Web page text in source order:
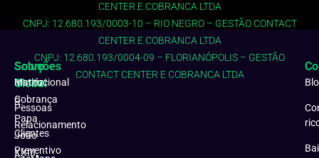
CENTER E COBRANCA LTDA
CNPJ: 12.680.193/0003-10 – RIO NEGRO – GESTÃO CONTACT
CENTER E COBRANCA LTDA
CNPJ: 12.680.193/0004-09 – FLORIANÓPOLIS – GESTÃO
CONTACT CENTER E COBRANCA LTDA
Matriz:
R.
Papa
João
XXIII,
Soluções
Global
Cobrança
Relacionamento
Preventivo
Sobre
Institucional
Pessoas
Clientes